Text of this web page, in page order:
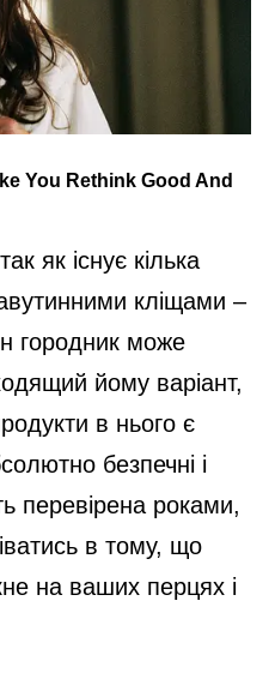
як існує кілька
кліщами –
городник може
йому варіант,
в нього є
безпечні і
перевірена роками,
в тому, що
на ваших перцях і